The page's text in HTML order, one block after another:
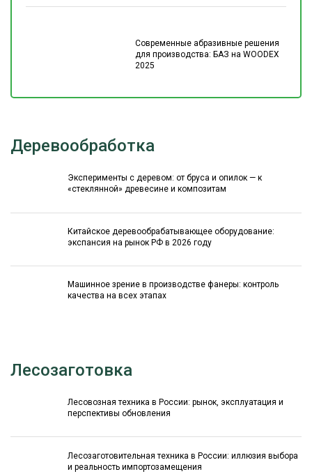
Современные абразивные решения
для производства: БАЗ на WOODEX
2025
Деревообработка
Эксперименты с деревом: от бруса и опилок — к
«стеклянной» древесине и композитам
Китайское деревообрабатывающее оборудование:
экспансия на рынок РФ в 2026 году
Машинное зрение в производстве фанеры: контроль
качества на всех этапах
Лесозаготовка
Лесовозная техника в России: рынок, эксплуатация и
перспективы обновления
Лесозаготовительная техника в России: иллюзия выбора
и реальность импортозамещения